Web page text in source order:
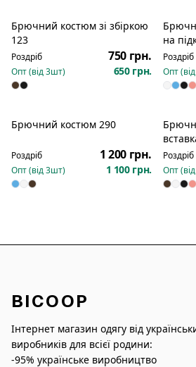
Новинка
Брючний костюм зі збіркою
123
Роздріб 750 грн.
Опт (від3шт) 650 грн.
на
Роздріб
Опт (від
Брючний костюм 290
Роздріб 1 200 грн.
Опт (від3шт) 1 100 грн.
Роздріб
Опт (від
BICOOP
Інтернет магазин одягу від
виробників для всієї родини:
-95% українське виробництво